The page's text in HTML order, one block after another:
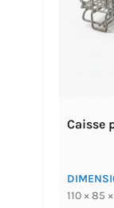
Caisse
110 × 85